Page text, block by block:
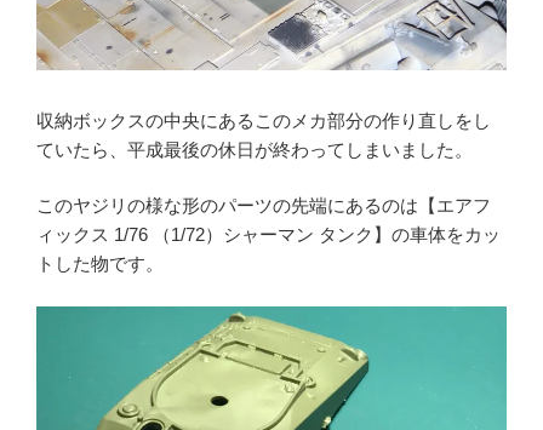
収納ボックスの中央にあるこのメカ部分の作り直しをし
ていたら、平成最後の休日が終わってしまいました。
このヤジリの様な形のパーツの先端にあるのは【エアフ
ィックス 1/76 （1/72）シャーマン タンク】の車体をカッ
トした物です。